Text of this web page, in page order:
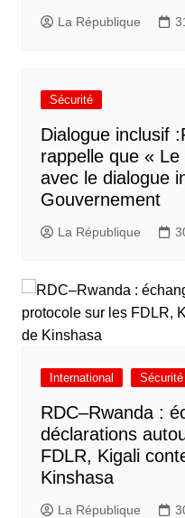
La République
Sécurité
Dialogue inclusif
rappelle que « Le
avec le dialogue
Gouvernement
La République
International Sécurité
RDC–Rwanda :
déclarations
FDLR, Kigali
Kinshasa
La République